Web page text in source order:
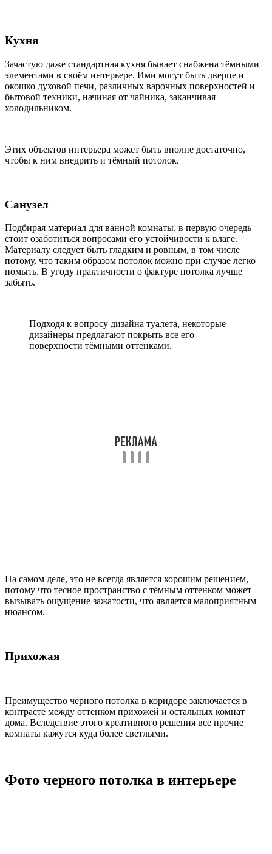
Кухня
Зачастую даже стандартная кухня бывает снабжена тёмными
элементами в своём интерьере. Ими могут быть дверце и
окошко духовой печи, различных варочных поверхностей и
бытовой техники, начиная от чайника, заканчивая
холодильником.
Этих объектов интерьера может быть вполне достаточно,
чтобы к ним внедрить и тёмный потолок.
Санузел
Подбирая материал для ванной комнаты, в первую очередь
стоит озаботиться вопросами его устойчивости к влаге.
Материалу следует быть гладким и ровным, в том числе
потому, что таким образом потолок можно при случае легко
помыть. В угоду практичности о фактуре потолка лучше
забыть.
Подходя к вопросу дизайна туалета, некоторые
дизайнеры предлагают покрыть все его
поверхности тёмными оттенками.
На самом деле, это не всегда является хорошим решением,
потому что тесное пространство с тёмным оттенком может
вызывать ощущение зажатости, что является малоприятным
нюансом.
Прихожая
Преимущество чёрного потолка в коридоре заключается в
контрасте между оттенком прихожей и остальных комнат
дома. Вследствие этого креативного решения все прочие
комнаты кажутся куда более светлыми.
Фото черного потолка в интерьере